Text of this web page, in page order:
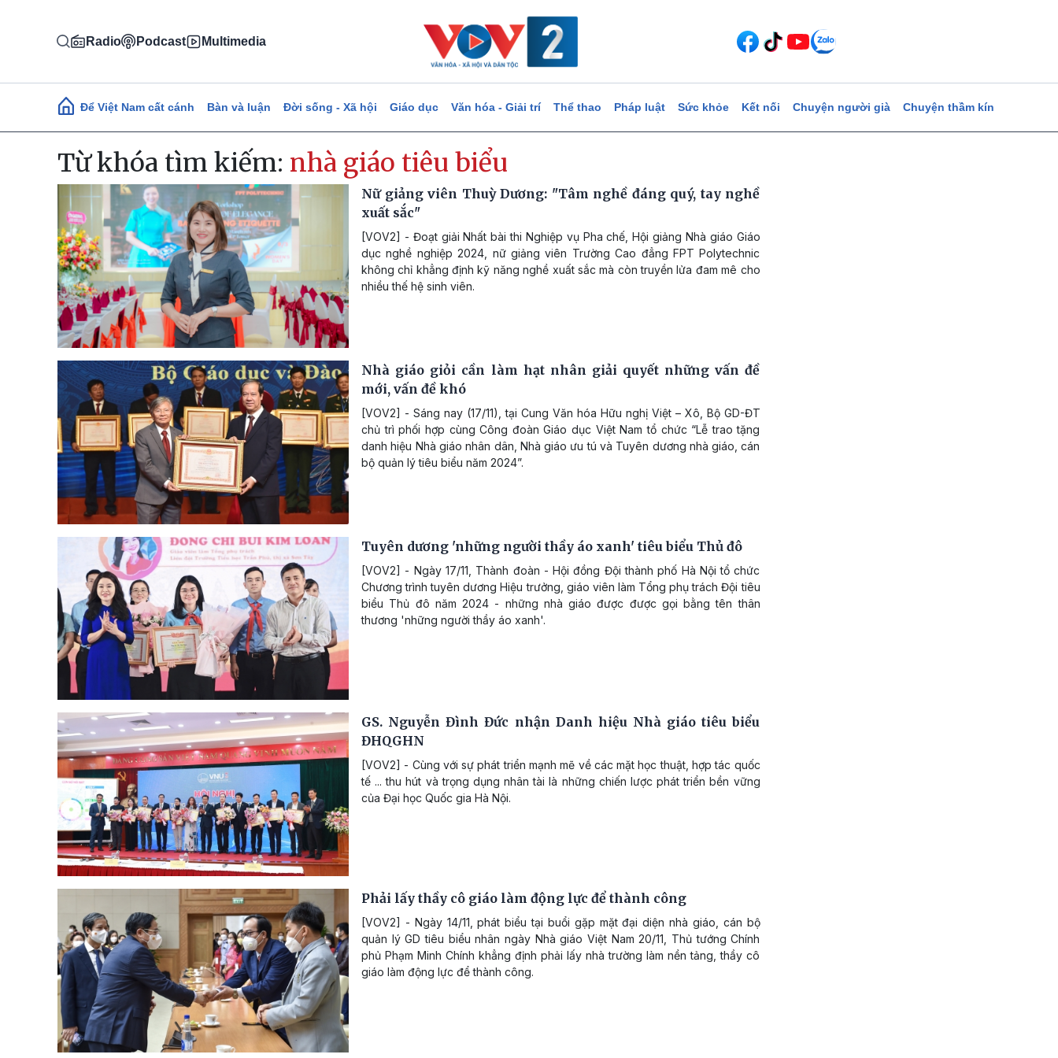
Radio Podcast Multimedia
Main navigation
Để Việt Nam cất cánh Bàn và luận Đời sống - Xã hội Giáo dục Văn hóa - Giải trí Thể thao Pháp luật Sức khỏe Kết nối Chuyện người già Chuyện thầm kín
Từ khóa tìm kiếm: nhà giáo tiêu biểu
Nữ giảng viên Thuỳ Dương: "Tâm nghề đáng quý, tay nghề
xuất sắc"
[VOV2] - Đoạt giải Nhất bài thi Nghiệp vụ Pha chế, Hội giảng Nhà giáo Giáo
dục nghề nghiệp 2024, nữ giảng viên Trường Cao đẳng FPT Polytechnic
không chỉ khẳng định kỹ năng nghề xuất sắc mà còn truyền lửa đam mê cho
nhiều thế hệ sinh viên.
Nhà giáo giỏi cần làm hạt nhân giải quyết những vấn đề
mới, vấn đề khó
[VOV2] - Sáng nay (17/11), tại Cung Văn hóa Hữu nghị Việt – Xô, Bộ GD-ĐT
chủ trì phối hợp cùng Công đoàn Giáo dục Việt Nam tổ chức “Lễ trao tặng
danh hiệu Nhà giáo nhân dân, Nhà giáo ưu tú và Tuyên dương nhà giáo, cán
bộ quản lý tiêu biểu năm 2024”.
Tuyên dương 'những người thầy áo xanh' tiêu biểu Thủ đô
[VOV2] - Ngày 17/11, Thành đoàn - Hội đồng Đội thành phố Hà Nội tổ chức
Chương trình tuyên dương Hiệu trưởng, giáo viên làm Tổng phụ trách Đội tiêu
biểu Thủ đô năm 2024 - những nhà giáo được được gọi bằng tên thân
thương 'những người thầy áo xanh'.
GS. Nguyễn Đình Đức nhận Danh hiệu Nhà giáo tiêu biểu
ĐHQGHN
[VOV2] - Cùng với sự phát triển mạnh mẽ về các mặt học thuật, hợp tác quốc
tế ... thu hút và trọng dụng nhân tài là những chiến lược phát triển bền vững
của Đại học Quốc gia Hà Nội.
Phải lấy thầy cô giáo làm động lực để thành công
[VOV2] - Ngày 14/11, phát biểu tại buổi gặp mặt đại diện nhà giáo, cán bộ
quản lý GD tiêu biểu nhân ngày Nhà giáo Việt Nam 20/11, Thủ tướng Chính
phủ Phạm Minh Chính khẳng định phải lấy nhà trường làm nền tảng, thầy cô
giáo làm động lực để thành công.